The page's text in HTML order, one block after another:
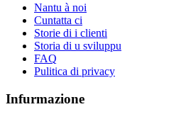
Nantu à noi
Cuntatta ci
Storie di i clienti
Storia di u sviluppu
FAQ
Pulitica di privacy
Infurmazione